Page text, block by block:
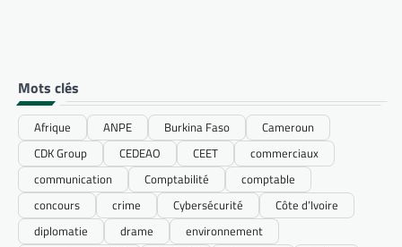
Mots clés
Afrique ANPE Burkina Faso
Cameroun
CDK Group
CEDEAO CEET
commerciaux
communication
Comptabilité
comptable
concours
crime Cybersécurité
Côte d’Ivoire
diplomatie
drame
environnement